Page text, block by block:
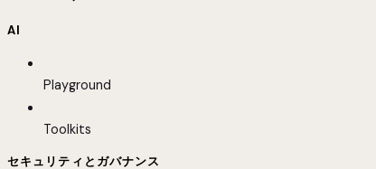
AI
Playground
Toolkits
セキュリティとガバナンス